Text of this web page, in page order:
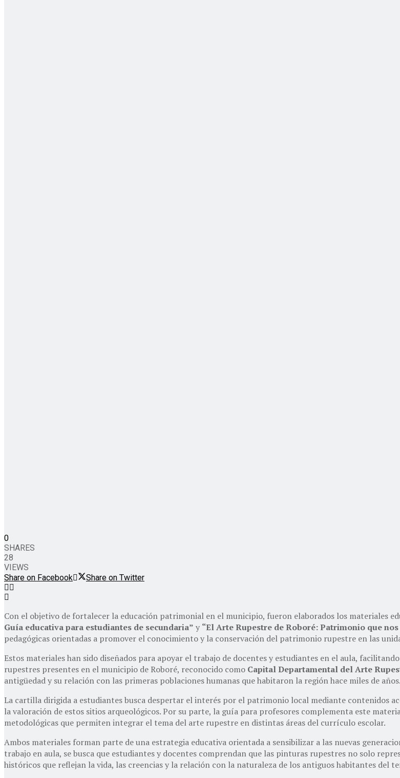
0
SHARES
28
VIEWS
Share on Facebook
Share on Twitter
Con el objetivo de fortalecer la educación patrimonial en el municipio, fueron elaborados los materiales
Guía educativa para estudiantes de secundaria” y “El Arte Rupestre de Roboré: Patrimonio que
pedagógicas orientadas a promover el conocimiento y la conservación del patrimonio rupestre en las
Estos materiales han sido diseñados para apoyar el trabajo de docentes y estudiantes en el aula,
rupestres presentes en el municipio de Roboré, reconocido como Capital Departamental del Arte
antigüedad y su relación con las primeras poblaciones humanas que habitaron la región hace miles de años.
La cartilla dirigida a estudiantes busca despertar el interés por el patrimonio local mediante contenidos
la valoración de estos sitios arqueológicos. Por su parte, la guía para profesores complementa este
metodológicas que permiten integrar el tema del arte rupestre en distintas áreas del currículo escolar.
Ambos materiales forman parte de una estrategia educativa orientada a sensibilizar a las nuevas
trabajo en aula, se busca que estudiantes y docentes comprendan que las pinturas rupestres no solo
históricos que reflejan la vida, las creencias y la relación con la naturaleza de los antiguos habitantes del